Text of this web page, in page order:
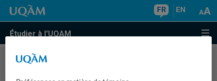
FR EN
Étudier à l'UQAM
COURS//